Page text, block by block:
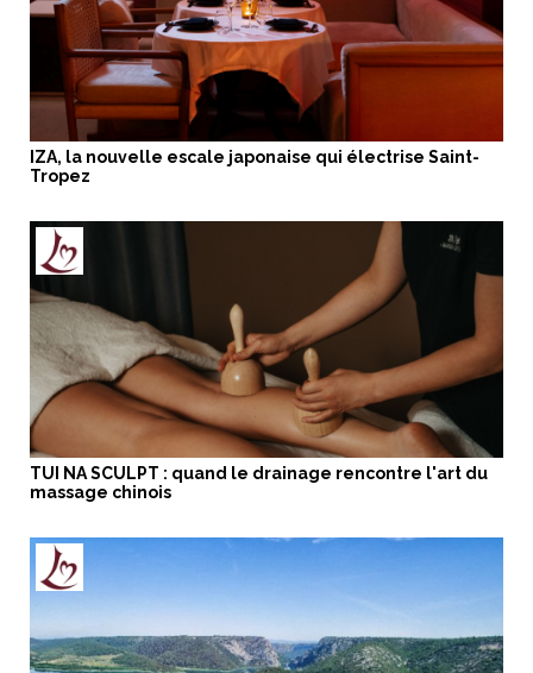
IZA, la nouvelle escale japonaise qui électrise Saint-
Tropez
TUI NA SCULPT : quand le drainage rencontre l'art du
massage chinois